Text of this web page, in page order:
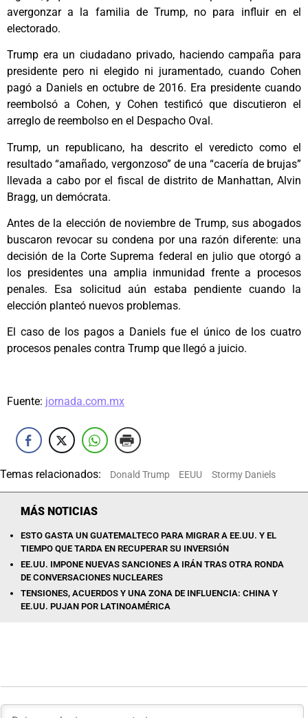
avergonzar a la familia de Trump, no para influir en el
electorado.
Trump era un ciudadano privado, haciendo campaña para
presidente pero ni elegido ni juramentado, cuando Cohen
pagó a Daniels en octubre de 2016. Era presidente cuando
reembolsó a Cohen, y Cohen testificó que discutieron el
arreglo de reembolso en el Despacho Oval.
Trump, un republicano, ha descrito el veredicto como el
resultado “amañado, vergonzoso” de una “cacería de brujas”
llevada a cabo por el fiscal de distrito de Manhattan, Alvin
Bragg, un demócrata.
Antes de la elección de noviembre de Trump, sus abogados
buscaron revocar su condena por una razón diferente: una
decisión de la Corte Suprema federal en julio que otorgó a
los presidentes una amplia inmunidad frente a procesos
penales. Esa solicitud aún estaba pendiente cuando la
elección planteó nuevos problemas.
El caso de los pagos a Daniels fue el único de los cuatro
procesos penales contra Trump que llegó a juicio.
Fuente: jornada.com.mx
Temas relacionados: Donald Trump EEUU Stormy Daniels
MÁS NOTICIAS
ESTO GASTA UN GUATEMALTECO PARA MIGRAR A EE.UU. Y EL
TIEMPO QUE TARDA EN RECUPERAR SU INVERSIÓN
EE.UU. IMPONE NUEVAS SANCIONES A IRÁN TRAS OTRA RONDA
DE CONVERSACIONES NUCLEARES
TENSIONES, ACUERDOS Y UNA ZONA DE INFLUENCIA: CHINA Y
EE.UU. PUJAN POR LATINOAMÉRICA